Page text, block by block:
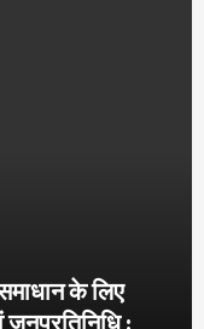
के लिए
जनप्रतिनिधि :